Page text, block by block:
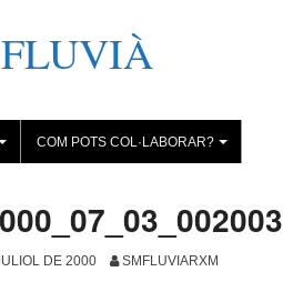
+ +
COM POTS COL·LABORAR?
DE 2000 SMFLUVIARXM